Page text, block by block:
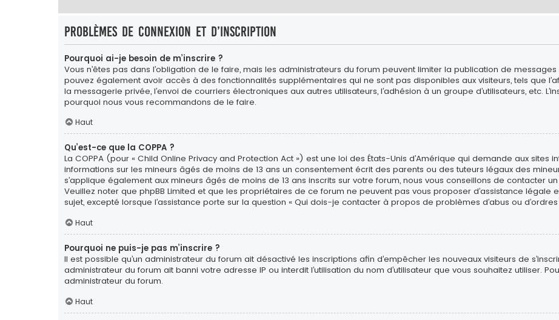
Problèmes de connexion et d’inscription
Pourquoi ai-je besoin de m’inscrire ?
Vous n’êtes pas dans l’obligation de le faire, mais les administrateurs du forum peuvent limiter la publication de messages
pouvez également avoir accès à des fonctionnalités supplémentaires qui ne sont pas disponibles aux visiteurs, tels que
la messagerie privée, l’envoi de courriers électroniques aux autres utilisateurs, l’adhésion à un groupe d’utilisateurs, etc.
pourquoi nous vous recommandons de le faire.
Haut
Qu’est-ce que la COPPA ?
La COPPA (pour « Child Online Privacy and Protection Act ») est une loi des États-Unis d’Amérique qui demande aux
informations sur les mineurs âgés de moins de 13 ans un consentement écrit des parents ou des tuteurs légaux des
s’applique également aux mineurs âgés de moins de 13 ans inscrits sur votre forum, nous vous conseillons de contacter
Veuillez noter que phpBB Limited et que les propriétaires de ce forum ne peuvent pas vous proposer d’assistance
sujet, excepté lorsque l’assistance porte sur la question « Qui dois-je contacter à propos de problèmes d’abus ou
Haut
Pourquoi ne puis-je pas m’inscrire ?
Il est possible qu’un administrateur du forum ait désactivé les inscriptions afin d’empêcher les nouveaux visiteurs de
administrateur du forum ait banni votre adresse IP ou interdit l’utilisation du nom d’utilisateur que vous souhaitez utiliser.
administrateur du forum.
Haut